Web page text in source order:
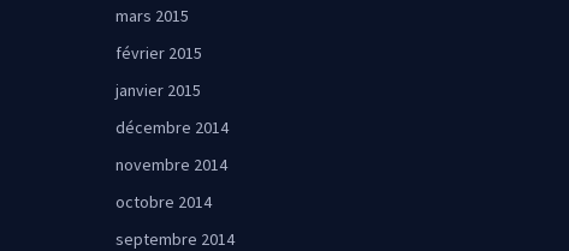
mars 2015
février 2015
janvier 2015
décembre 2014
novembre 2014
octobre 2014
septembre 2014